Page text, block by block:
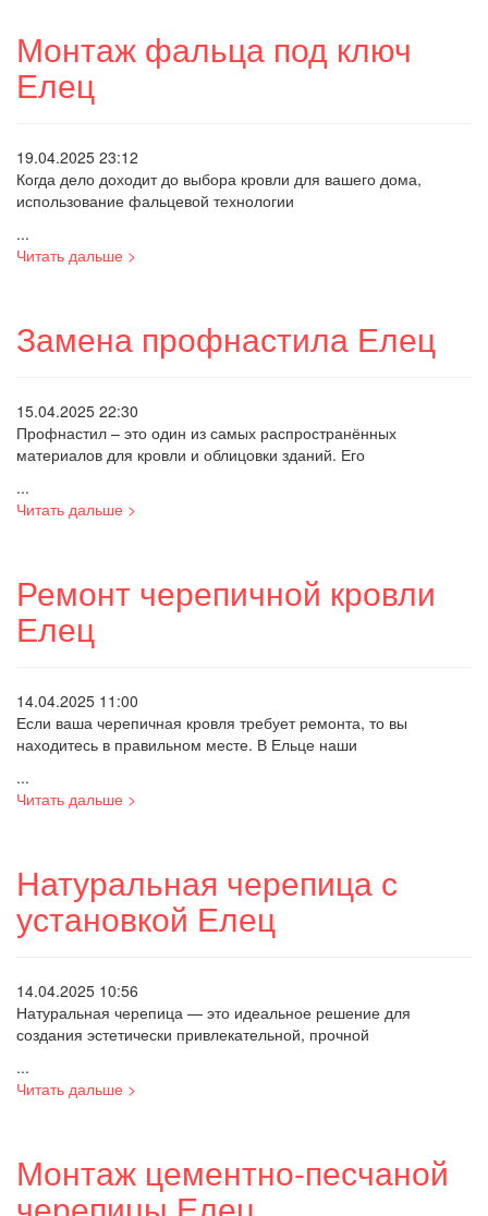
Монтаж фальца под ключ
Елец
19.04.2025 23:12
Когда дело доходит до выбора кровли для вашего дома,
использование фальцевой технологии
...
Читать дальше >
Замена профнастила Елец
15.04.2025 22:30
Профнастил – это один из самых распространённых
материалов для кровли и облицовки зданий. Его
...
Читать дальше >
Ремонт черепичной кровли
Елец
14.04.2025 11:00
Если ваша черепичная кровля требует ремонта, то вы
находитесь в правильном месте. В Ельце наши
...
Читать дальше >
Натуральная черепица с
установкой Елец
14.04.2025 10:56
Натуральная черепица — это идеальное решение для
создания эстетически привлекательной, прочной
...
Читать дальше >
Монтаж цементно-песчаной